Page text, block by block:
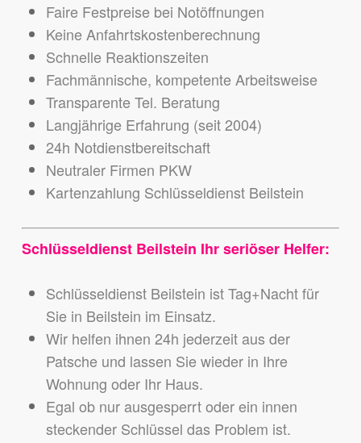
Faire Festpreise bei Notöffnungen
Keine Anfahrtskostenberechnung
Schnelle Reaktionszeiten
Fachmännische, kompetente Arbeitsweise
Transparente Tel. Beratung
Langjährige Erfahrung (seit 2004)
24h Notdienstbereitschaft
Neutraler Firmen PKW
Kartenzahlung Schlüsseldienst Beilstein
Schlüsseldienst Beilstein Ihr seriöser Helfer:
Schlüsseldienst Beilstein ist Tag+Nacht für
Sie in Beilstein im Einsatz.
Wir helfen ihnen 24h jederzeit aus der
Patsche und lassen Sie wieder in Ihre
Wohnung oder Ihr Haus.
Egal ob nur ausgesperrt oder ein innen
steckender Schlüssel das Problem ist.